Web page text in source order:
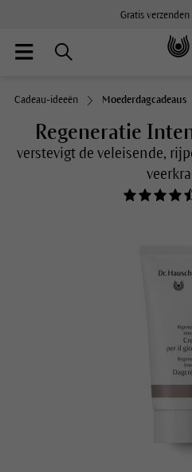
Gratis
Cadeau-ideeën Moederdagcadeaus
Regeneratie
verstevigt de veleisende,